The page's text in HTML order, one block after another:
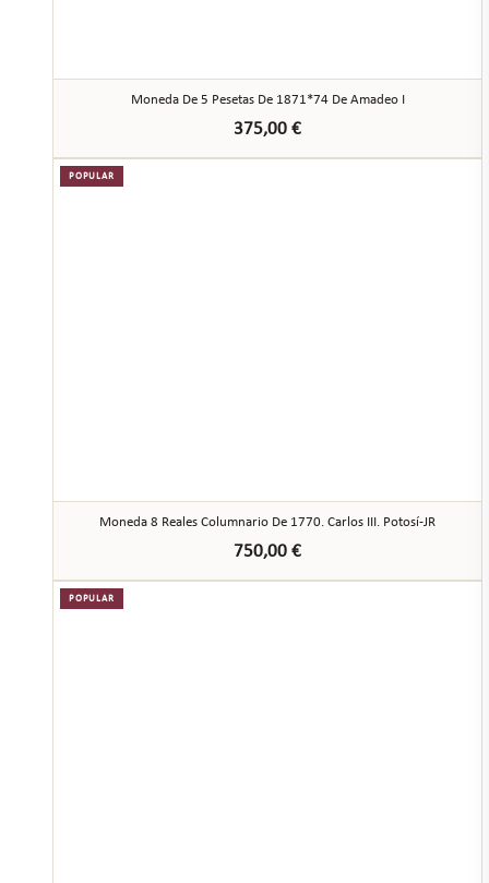
Moneda De 5 Pesetas De 1871*74 De Amadeo I
375,00 €
POPULAR
Moneda 8 Reales Columnario De 1770. Carlos III. Potosí-JR
750,00 €
POPULAR